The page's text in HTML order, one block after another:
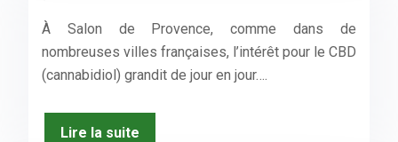
À Salon de Provence, comme dans de
nombreuses villes françaises, l’intérêt pour le CBD
(cannabidiol) grandit de jour en jour….
Lire la suite